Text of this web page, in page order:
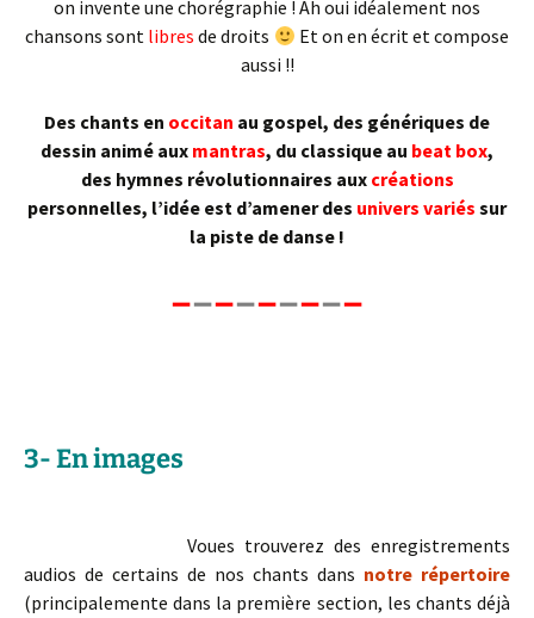
on invente une chorégraphie ! Ah oui idéalement nos
chansons sont libres de droits
Et on en écrit et compose
aussi !!
Des chants en occitan au gospel, des génériques de
dessin animé aux mantras, du classique au beat box,
des hymnes révolutionnaires aux créations
personnelles, l’idée est d’amener des univers variés sur
la piste de danse !
–––––––––
3- En images
peu réalisé ici » (Marc)Voues trouverez des enregistrements
audios de certains de nos chants dans notre répertoire
(principalemente dans la première section, les chants déjà